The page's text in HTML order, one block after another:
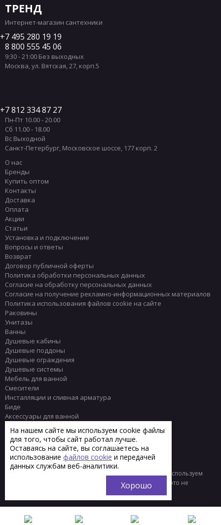
ТРЕНД
Интернет-магазин сантехники
7 495 280 19 19
8 800 555 45 06
9:30 - 21:00 Без выходных
Москва,ул. Вятская, 27, корп.5
7 812 334 87 27
Пн-Пт 10.00 - 20.00
Сб 11.00 - 18.00
Вс Выходной
Санкт-Петербург, Московское шоссе, 177 корп. 2
О нас
Бренды
Купить оптом
Контакты
Доставка
Оплата
Акции
Статьи
Установка и подключение
Вопросы и ответы
Возврат
Договор публичной оферты
Политика обработки персональных данных
Согласие на обработку персональных данных
Согласие на получение рекламно-информационных материалов
Политика использования файлов cookie на сайте
Раковины
Унитазы
Ванны
Душевые кабины
Душевые поддоны
Душевые ограждения
Душевые системы
Мебель для ванной
Смесители
Инсталляции и сливная арматура
Биде
Аксессуары для ванной
Полотенцесушители
Комплектующие
Плитка
© 2013 - 2026 Интернет-магазин сантехники Тренд
Мы используем
файлы «cookie» для функционирования сайта. Если вас это не
На нашем сайте мы используем cookie файлы
для того, чтобы сайт работал лучше.
Оставаясь на сайте, вы соглашаетесь на
использование файлов cookie и передачей
данных службам веб-аналитики.
Хорошо